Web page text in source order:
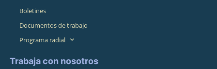
Boletines
Documentos de trabajo
Programa radial
Trabaja con nosotros